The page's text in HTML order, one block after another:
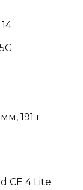
191 г
CE 4 Lite.